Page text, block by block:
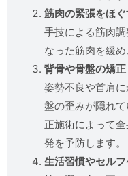
筋肉の緊張をほ
手技による筋肉
なった筋肉を緩め
背骨や骨盤の矯正
姿勢不良や首肩
盤の歪みが隠れ
正施術によって
発を予防します。
生活習慣やセル